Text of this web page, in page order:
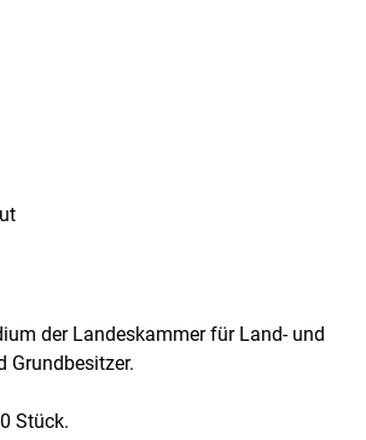
der Landeskammer für Land- und
Grundbesitzer.
Stück.